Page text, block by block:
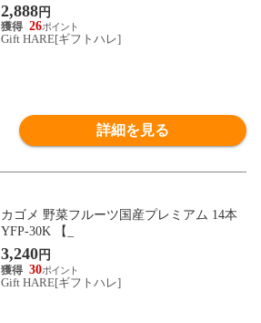
2,888円
26
Gift HARE[ギフトハレ]
詳細を見る
カゴメ 野菜フルーツ国産プレミアム 14本
YFP-30K 【_
3,240円
30
Gift HARE[ギフトハレ]